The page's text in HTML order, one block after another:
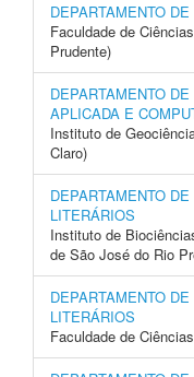
DEPARTAMENTO
Faculdade de
Prudente)
DEPARTAMENTO
APLICADA E
Instituto de
Claro)
DEPARTAMENTO
LITERÁRIOS
Instituto de
de São José do Rio
DEPARTAMENTO
LITERÁRIOS
Faculdade de